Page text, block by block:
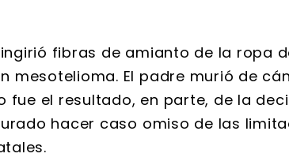
fibras de amianto de la ropa
mesotelioma. El padre murió de
fue el resultado, en parte, de la
hacer caso omiso de las